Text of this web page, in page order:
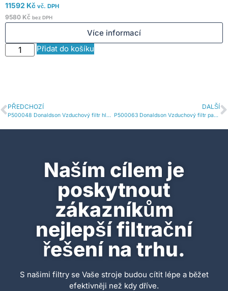
11592 Kč vč. DPH
9580 Kč bez DPH
Více informací
Přidat do košíku
PŘEDCHOZÍ
P500048 Donaldson Vzduchový filtr hlavní vložka
DALŠÍ
P500063 Donaldson Vzduchový filtr panelová vložka
Naším cílem je
poskytnout
zákazníkům
nejlepší filtrační
řešení na trhu.
S našimi filtry se Vaše stroje budou cítit lépe a běžet
efektivněji než kdy dříve.